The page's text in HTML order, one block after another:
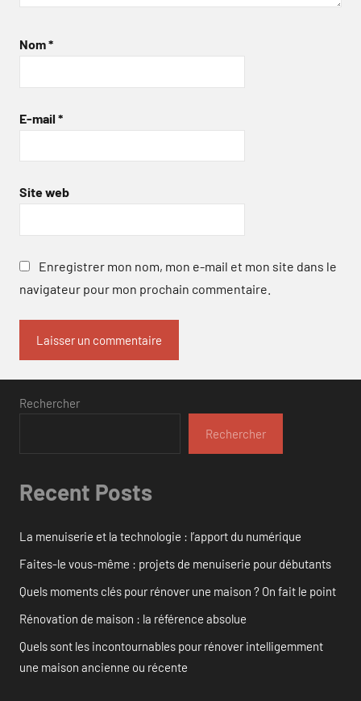
Nom*
E-mail *
Site web
Enregistrer mon nom, mon e-mail et mon site dans le
navigateur pour mon prochain commentaire.
Rechercher
Rechercher
Recent Posts
La menuiserie et la technologie : l’apport du numérique
Faites-le vous-même : projets de menuiserie pour débutants
Quels moments clés pour rénover une maison ? On fait le point
Rénovation de maison : la référence absolue
Quels sont les incontournables pour rénover intelligemment
une maison ancienne ou récente